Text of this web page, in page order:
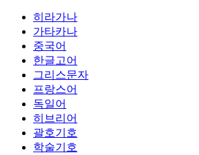
히라가나
가타카나
중국어
한글고어
그리스문자
프랑스어
독일어
히브리어
괄호기호
학술기호